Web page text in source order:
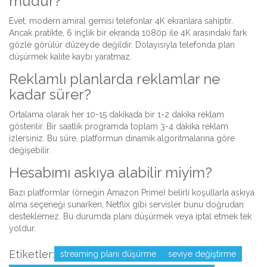
Evet, modern amiral gemisi telefonlar 4K ekranlara sahiptir.
Ancak pratikte, 6 inçlik bir ekranda 1080p ile 4K arasındaki fark
gözle görülür düzeyde değildir. Dolayısıyla telefonda plan
düşürmek kalite kaybı yaratmaz.
Reklamlı planlarda reklamlar ne
kadar sürer?
Ortalama olarak her 10-15 dakikada bir 1-2 dakika reklam
gösterilir. Bir saatlik programda toplam 3-4 dakika reklam
izlersiniz. Bu süre, platformun dinamik algoritmalarına göre
değişebilir.
Hesabımı askıya alabilir miyim?
Bazı platformlar (örneğin Amazon Prime) belirli koşullarla askıya
alma seçeneği sunarken, Netflix gibi servisler bunu doğrudan
desteklemez. Bu durumda planı düşürmek veya iptal etmek tek
yoldur.
Etiketler: streaming planı düşürme
seviye değiştirme